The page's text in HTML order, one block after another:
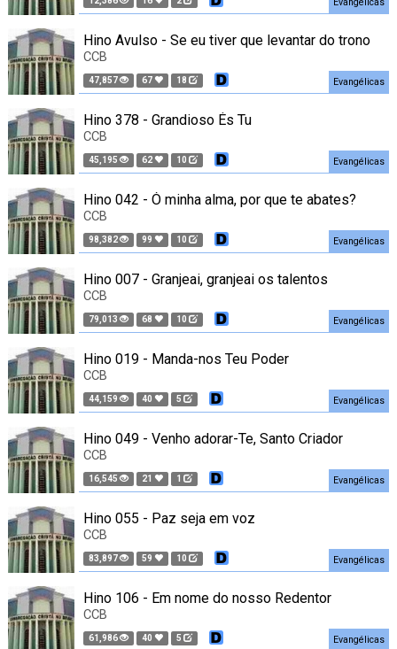
Hino Avulso - Se eu tiver que levantar do trono
CCB
47,857 67 18 Evangélicas
Hino 378 - Grandioso És Tu
CCB
45,195 62 10 Evangélicas
Hino 042 - Ó minha alma, por que te abates?
CCB
98,382 99 10 Evangélicas
Hino 007 - Granjeai, granjeai os talentos
CCB
79,013 68 10 Evangélicas
Hino 019 - Manda-nos Teu Poder
CCB
44,159 40 5 Evangélicas
Hino 049 - Venho adorar-Te, Santo Criador
CCB
16,545 21 1 Evangélicas
Hino 055 - Paz seja em voz
CCB
83,897 59 10 Evangélicas
Hino 106 - Em nome do nosso Redentor
CCB
61,986 40 5 Evangélicas